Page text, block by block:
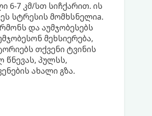
6-7 კმ/სთ სიჩქარით. ის
სტრესის მომხსნელიa.
და აუმჯობესებს
მეხსიერება,
თქვენი ტვინის
პულსს,
ახალი გზა.